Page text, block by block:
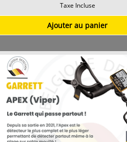
Taxe Incluse
Ajouter au panier